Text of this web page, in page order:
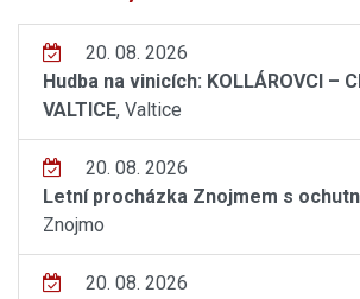
20. 08. 2026
Hudba na vinicích: KOLLÁROVCI –
VALTICE, Valtice
20. 08. 2026
Letní procházka Znojmem s
Znojmo
20. 08. 2026